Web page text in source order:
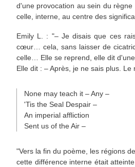
d'une provocation au sein du
celle, interne, au centre des
Emily L. : "– Je disais que ces
cœur… cela, sans laisser de
celle… Elle se reprend, elle dit
Elle dit : – Après, je ne sais plus.
None may teach it – Any –
'Tis the Seal Despair –
An imperial affliction
Sent us of the Air –
"Vers la fin du poème, les régions
cette différence interne était